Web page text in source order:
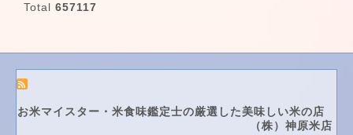
Total 657117
お米マイスター・米食味鑑定士の厳選した美味しい米の店
（株）神原米店